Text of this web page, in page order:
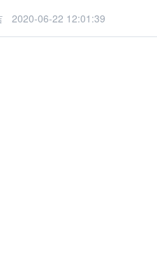
2020-06-22 12:01:39